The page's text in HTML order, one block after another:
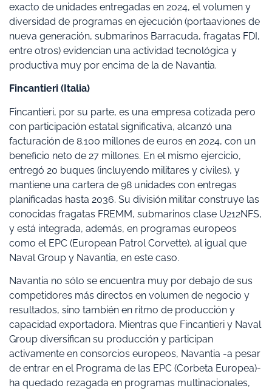
exacto de unidades entregadas en 2024, el volumen y
diversidad de programas en ejecución (portaaviones de
nueva generación, submarinos Barracuda, fragatas FDI,
entre otros) evidencian una actividad tecnológica y
productiva muy por encima de la de Navantia.
Fincantieri (Italia)
Fincantieri, por su parte, es una empresa cotizada pero
con participación estatal significativa, alcanzó una
facturación de 8.100 millones de euros en 2024, con un
beneficio neto de 27 millones. En el mismo ejercicio,
entregó 20 buques (incluyendo militares y civiles), y
mantiene una cartera de 98 unidades con entregas
planificadas hasta 2036. Su división militar construye las
conocidas fragatas FREMM, submarinos clase U212NFS,
y está integrada, además, en programas europeos
como el EPC (European Patrol Corvette), al igual que
Naval Group y Navantia, en este caso.
Navantia no sólo se encuentra muy por debajo de sus
competidores más directos en volumen de negocio y
resultados, sino también en ritmo de producción y
capacidad exportadora. Mientras que Fincantieri y Naval
Group diversifican su producción y participan
activamente en consorcios europeos, Navantia -a pesar
de entrar en el Programa de las EPC (Corbeta Europea)-
ha quedado rezagada en programas multinacionales,